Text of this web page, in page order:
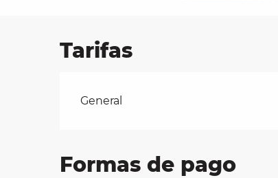
Tarifas
Tarifas 2026
General
Formas de pago